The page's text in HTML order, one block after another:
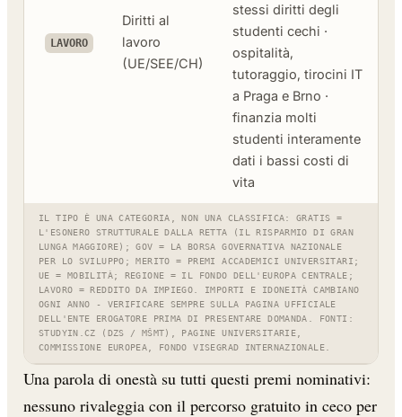
LAVORO
Diritti al
lavoro
(UE/SEE/CH)
stessi diritti degli
studenti cechi ·
ospitalità,
tutoraggio, tirocini IT
a Praga e Brno ·
finanzia molti
studenti interamente
dati i bassi costi di
vita
IL TIPO È UNA CATEGORIA, NON UNA CLASSIFICA: GRATIS =
L'ESONERO STRUTTURALE DALLA RETTA (IL RISPARMIO DI GRAN
LUNGA MAGGIORE); GOV = LA BORSA GOVERNATIVA NAZIONALE
PER LO SVILUPPO; MERITO = PREMI ACCADEMICI UNIVERSITARI;
UE = MOBILITÀ; REGIONE = IL FONDO DELL'EUROPA CENTRALE;
LAVORO = REDDITO DA IMPIEGO. IMPORTI E IDONEITÀ CAMBIANO
OGNI ANNO - VERIFICARE SEMPRE SULLA PAGINA UFFICIALE
DELL'ENTE EROGATORE PRIMA DI PRESENTARE DOMANDA. FONTI:
STUDYIN.CZ (DZS / MŠMT), PAGINE UNIVERSITARIE,
COMMISSIONE EUROPEA, FONDO VISEGRAD INTERNAZIONALE.
Una parola di onestà su tutti questi premi nominativi:
nessuno rivaleggia con il percorso gratuito in ceco per